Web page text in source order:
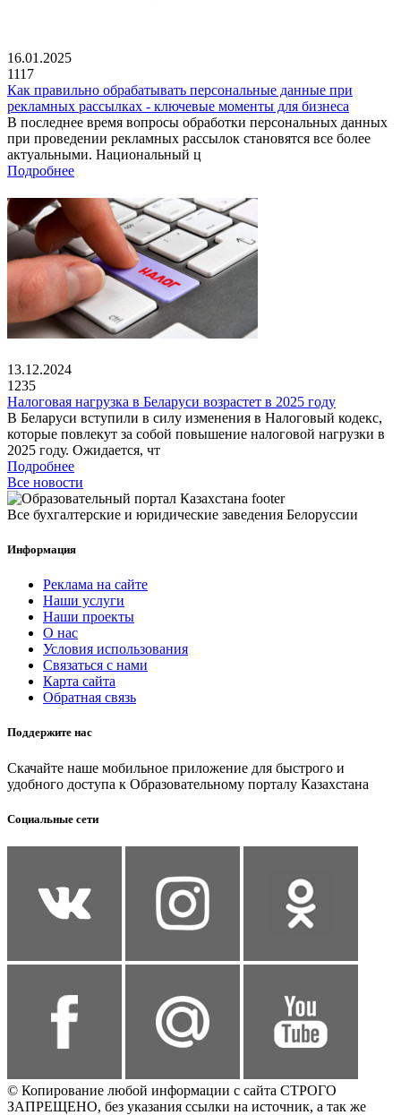
16.01.2025
1117
Как правильно обрабатывать персональные данные при
рекламных рассылках - ключевые моменты для бизнеса
В последнее время вопросы обработки персональных данных
при проведении рекламных рассылок становятся все более
актуальными. Национальный ц
Подробнее
13.12.2024
1235
Налоговая нагрузка в Беларуси возрастет в 2025 году
В Беларуси вступили в силу изменения в Налоговый кодекс,
которые повлекут за собой повышение налоговой нагрузки в
2025 году. Ожидается, чт
Подробнее
Все новости
Все бухгалтерские и юридические заведения Белоруссии
Информация
Реклама на сайте
Наши услуги
Наши проекты
О нас
Условия использования
Связаться с нами
Карта сайта
Обратная связь
Поддержите нас
Скачайте наше мобильное приложение для быстрого и
удобного доступа к Образовательному порталу Казахстана
Социальные сети
© Копирование любой информации с сайта СТРОГО
ЗАПРЕЩЕНО, без указания ссылки на источник, а так же